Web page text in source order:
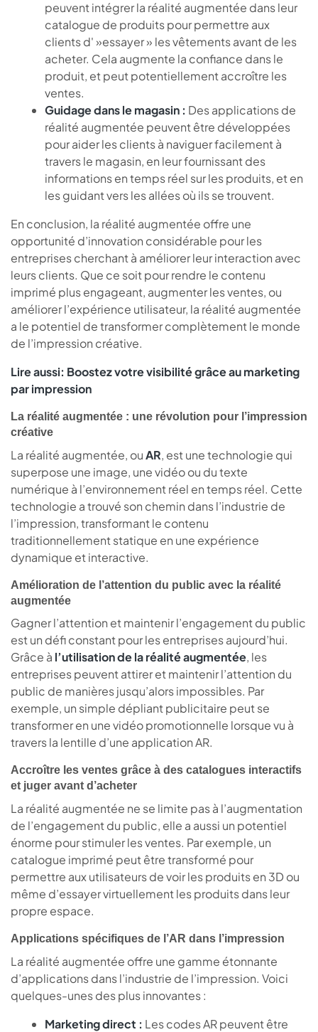
peuvent intégrer la réalité augmentée dans leur
catalogue de produits pour permettre aux
clients d' »essayer » les vêtements avant de les
acheter. Cela augmente la confiance dans le
produit, et peut potentiellement accroître les
ventes.
Guidage dans le magasin : Des applications de
réalité augmentée peuvent être développées
pour aider les clients à naviguer facilement à
travers le magasin, en leur fournissant des
informations en temps réel sur les produits, et en
les guidant vers les allées où ils se trouvent.
En conclusion, la réalité augmentée offre une
opportunité d’innovation considérable pour les
entreprises cherchant à améliorer leur interaction avec
leurs clients. Que ce soit pour rendre le contenu
imprimé plus engageant, augmenter les ventes, ou
améliorer l’expérience utilisateur, la réalité augmentée
a le potentiel de transformer complètement le monde
de l’impression créative.
Lire aussi: Boostez votre visibilité grâce au marketing
par impression
La réalité augmentée : une révolution pour l’impression
créative
La réalité augmentée, ouAR, est une technologie qui
superpose une image, une vidéo ou du texte
numérique à l’environnement réel en temps réel. Cette
technologie a trouvé son chemin dans l’industrie de
l’impression, transformant le contenu
traditionnellement statique en une expérience
dynamique et interactive.
Amélioration de l’attention du public avec la réalité
augmentée
Gagner l’attention et maintenir l’engagement du public
est un défi constant pour les entreprises aujourd’hui.
Grâce à l’utilisation de la réalité augmentée, les
entreprises peuvent attirer et maintenir l’attention du
public de manières jusqu’alors impossibles. Par
exemple, un simple dépliant publicitaire peut se
transformer en une vidéo promotionnelle lorsque vu à
travers la lentille d’une application AR.
Accroître les ventes grâce à des catalogues interactifs
et juger avant d’acheter
La réalité augmentée ne se limite pas à l’augmentation
de l’engagement du public, elle a aussi un potentiel
énorme pour stimuler les ventes. Par exemple, un
catalogue imprimé peut être transformé pour
permettre aux utilisateurs de voir les produits en 3D ou
même d’essayer virtuellement les produits dans leur
propre espace.
Applications spécifiques de l’AR dans l’impression
La réalité augmentée offre une gamme étonnante
d’applications dans l’industrie de l’impression. Voici
quelques-unes des plus innovantes :
Marketing direct : Les codes AR peuvent être